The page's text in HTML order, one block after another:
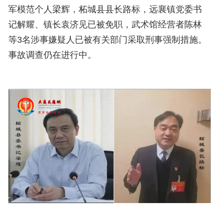
军模范个人梁辉，柘城县县长路标，远襄镇党委书
记解耀、镇长袁济见已被免职，武术馆经营者陈林
等3名涉事嫌疑人已被有关部门采取刑事强制措施。
事故调查仍在进行中。